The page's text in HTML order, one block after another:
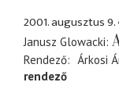
2001. augusztus 9.
Janusz Glowacki
Rendező
Árkosi
rendező